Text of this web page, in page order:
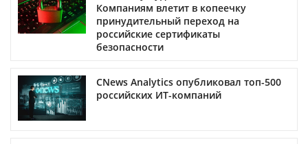
Компаниям влетит в копеечку
принудительный переход на
российские сертификаты
безопасности
CNews Analytics опубликовал топ-500
российских ИТ-компаний